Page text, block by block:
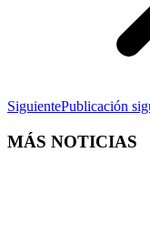
SiguientePublicación
MÁS NOTICIAS